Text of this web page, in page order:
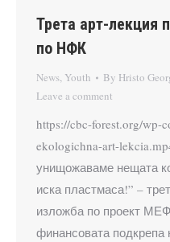
Трета арт-лекция
по НФК
News, Youth By Hristo
Leave a comment
https://cbc-forest.org/wp-
ekologichna-art-
унищожаваме нещата
иска пластмаса!” –
изложба по проект
финансовата